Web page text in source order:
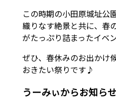
この時期の小田原城址公
織りなす絶景と共に、春
がたっぷり詰まったイベ
ぜひ、春休みのお出かけ
おきたい祭りです♪
うーみぃからお知らせ